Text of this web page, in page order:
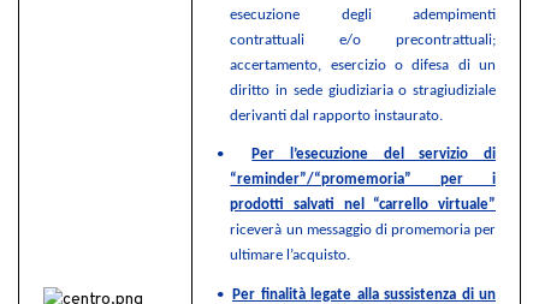
esecuzione degli adempimenti
contrattuali e/o precontrattuali;
accertamento, esercizio o difesa di un
diritto in sede giudiziaria o stragiudiziale
derivanti dal rapporto instaurato.
•
Per l’esecuzione del servizio di
“reminder”/“promemoria” per i
prodotti salvati nel “carrello virtuale”
riceverà un messaggio di promemoria per
ultimare l’acquisto.
•
Per finalità legate alla sussistenza di un